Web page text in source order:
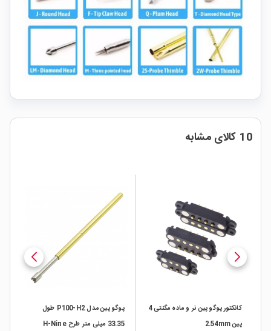
10 کالای مشابه
کانکتور پوگو پین نر و ماده مگنتی 4
پین 2.54mm
پوگو پین مدل P100-H2 طول
33.35 میلی متر طرح H-Nine